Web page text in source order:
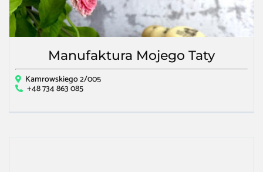
Manufaktura Mojego Taty
Kamrowskiego 2/005
+48 734 863 085